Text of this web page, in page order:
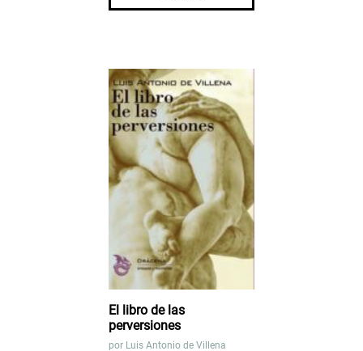
El libro de las
perversiones
por Luis Antonio de Villena